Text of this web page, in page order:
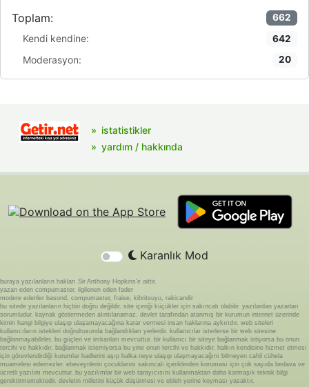
Toplam:
662
Kendi kendine: 642
Moderasyon: 20
istatistikler
yardım / hakkında
Karanlık Mod
buraya yazılanların hakları Sir Anthony Hopkins'e aittir.
yazan eden compumaster, ilgilenen eden fader
modere edenler basond, compumaster, fraise, kibritsuyu, rakicandir
bu sitede yazılanların hiçbiri doğru değildir. site içeriği küçükler için sakıncalı olabilir. yazılardan yazarları
sorumludur. kaynak göstermeden alıntılanamaz. devlet tarafından atanmış bir kurumun internet üzerinde
kimin hangi bilgiye ulaşıp ulaşamayacağına karar vermesi insan haklarına aykırıdır. web siteleri
kullanıcıların istekleri doğrultusunda bağlandıkları yerlerdir. kullanıcılar isterlerse bir web sitesine
bağlanmayabilirler. bu güçleri ve imkanları mevcuttur. bir kullanıcı bir siteye bağlanmak istiyorsa bu onun
tercihi ve hakkıdır. bağlanmak istemiyorsa bu yine onun tercihi ve hakkıdır. halkın kendisine hizmet etmesi
için görevlendirdiği kurumlar hadlerini aşıp halka neye ulaşıp ulaşmayacağını bilmeyen cahil cühela
muamelesi edemezler. ebeveynlerin çocuklarını sakıncalı içeriklerden koruması için çok sayıda bedava ve
ücretli yazılım mevcuttur. bu yazılımlar bir web tarayıcısını kullanmaktan daha karmaşık teknik bilgi
gerektirmemektedir. devletin milletini küçük düşürmesi ve ebleh yerine koyması yasaktır.